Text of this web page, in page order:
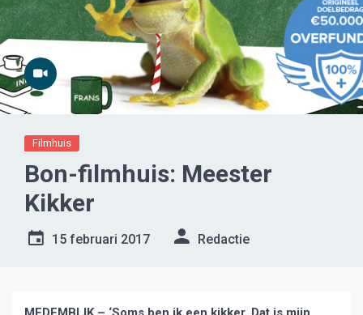
Filmhuis
Bon-filmhuis: Meester
Kikker
15 februari 2017 Redactie